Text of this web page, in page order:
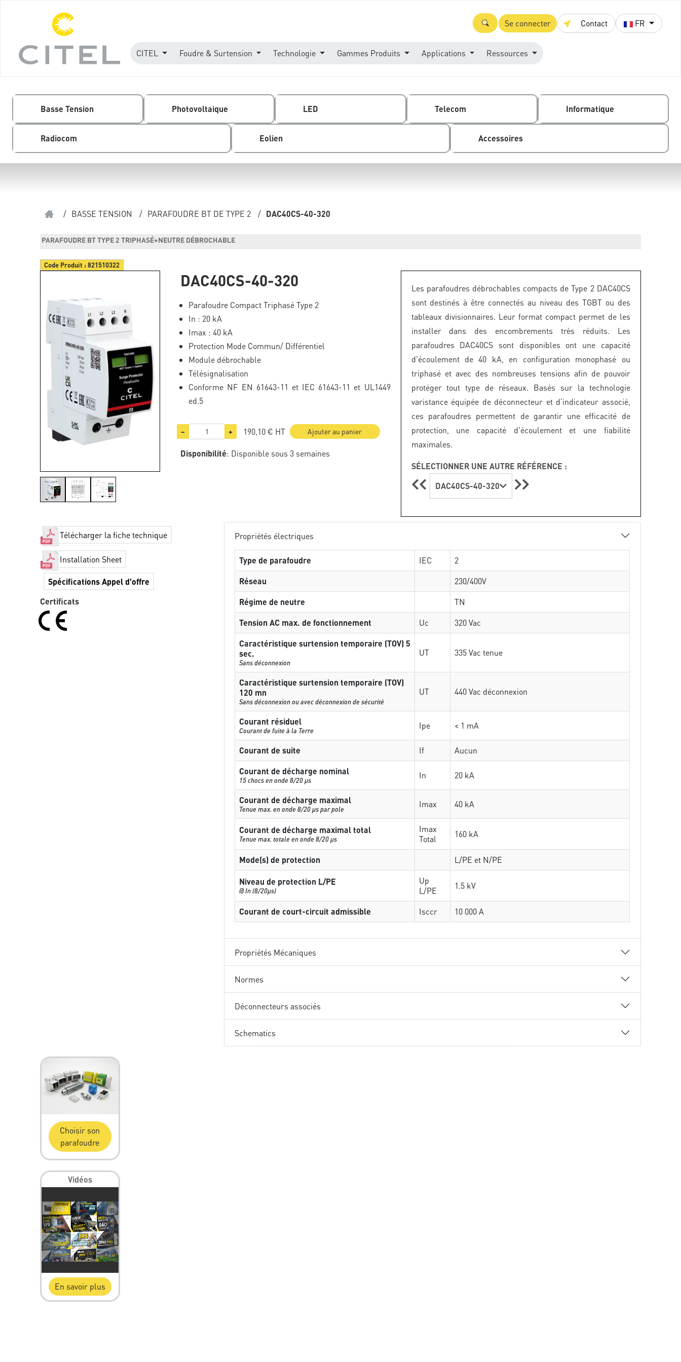
Se connecter Contact FR
CITEL Foudre & Surtension Technologie Gammes Produits Applications Ressources
Basse Tension Photovoltaique LED Telecom Informatique
Radiocom Eolien Accessoires
/ BASSE TENSION / PARAFOUDRE BT DE TYPE 2 / DAC40CS-40-320
PARAFOUDRE BT TYPE 2 TRIPHASÉ+NEUTRE DÉBROCHABLE
Code Produit :821510322
DAC40CS-40-320
Parafoudre Compact Triphasé Type 2
In : 20 kA
Imax : 40 kA
Protection Mode Commun/ Différentiel
Module débrochable
Télésignalisation
Conforme NF EN 61643-11 et IEC 61643-11 et UL1449
ed.5
− + 190,10 € HT Ajouter au panier
Disponibilité: Disponible sous 3 semaines
Les parafoudres débrochables compacts de Type 2 DAC40CS
sont destinés à être connectés au niveau des TGBT ou des
tableaux divisionnaires. Leur format compact permet de les
installer dans des encombrements très réduits. Les
parafoudres DAC40CS sont disponibles ont une capacité
d'écoulement de 40 kA, en configuration monophasé ou
triphasé et avec des nombreuses tensions afin de pouvoir
protéger tout type de réseaux. Basés sur la technologie
varistance équipée de déconnecteur et d’indicateur associé,
ces parafoudres permettent de garantir une efficacité de
protection, une capacité d'écoulement et une fiabilité
maximales.
SÉLECTIONNER UNE AUTRE RÉFÉRENCE :
DAC40CS-40-320
Télécharger la fiche technique
Installation Sheet
Spécifications Appel d'offre
Certificats
Propriétés électriques
Type de parafoudre IEC
2
Réseau
230/400V
Régime de neutre
TN
Tension AC max. de fonctionnement
Uc
320 Vac
Caractéristique surtension temporaire (TOV) 5
sec.
Sans déconnexion
UT 335 Vac tenue
Caractéristique surtension temporaire (TOV)
120 mn
Sans déconnexion ou avec déconnexion de sécurité
UT 440 Vac déconnexion
Courant résiduel
Courant de fuite à la Terre Ipe < 1 mA
Courant de suite If
Aucun
Courant de décharge nominal
15 chocs en onde 8/20 µs In 20 kA
Courant de décharge maximal
Tenue max. en onde 8/20 µs par pole Imax 40 kA
Courant de décharge maximal total
Tenue max. totale en onde 8/20 µs
Imax
Total
160 kA
Mode(s) de protection L/PE et N/PE
Niveau de protection L/PE
@ In (8/20µs)
Up
L/PE
1.5 kV
Courant de court-circuit admissible Isccr 10 000 A
Propriétés Mécaniques
Normes
Déconnecteurs associés
Schematics
Choisir son
parafoudre
Vidéos
En savoir plus